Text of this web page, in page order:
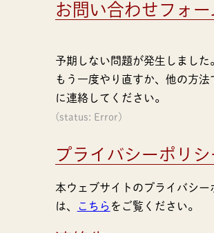
お問い合わせフォー
予期しない問題が発生しました
もう一度やり直すか、他の方法
に連絡してください。
(status: Error)
プライバシーポリシ
本ウェブサイトのプライバシー
は、
こちら をご覧ください。